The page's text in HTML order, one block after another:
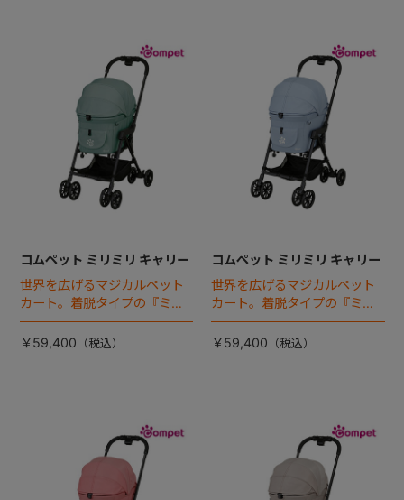
コムペット ミリミリ キャリー
世界を広げるマジカルペット
カート。着脱タイプの『ミリ
ミリEG』 がフルモデルチェン
ジ 。新機能「マジカルフォー
￥59,400
コムペット ミリミリ キャリー
世界を広げるマジカルペット
カート。着脱タイプの『ミリ
ミリEG』 がフルモデルチェン
ジ 。新機能「マジカルフォー
￥59,400